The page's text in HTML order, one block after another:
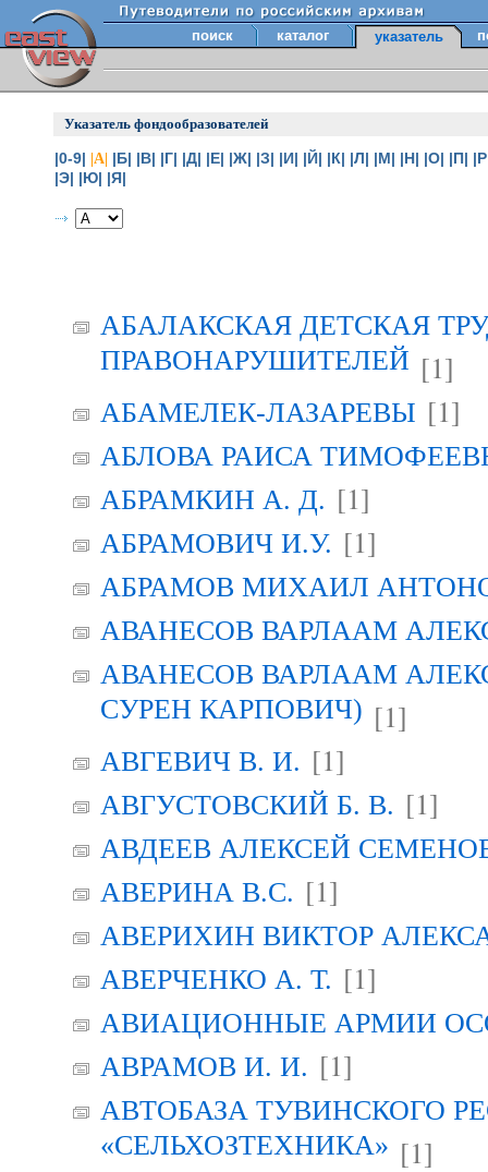
поиск каталог указатель
Указатель фондообразователей
|0-9| |А| |Б| |В| |Г| |Д| |Е| |Ж| |З| |И| |Й| |К| |Л| |М| |Н| |О| |П|
|Э| |Ю| |Я|
АБАЛАКСКАЯ ДЕТСКАЯ
ПРАВОНАРУШИТЕЛЕЙ [1]
АБАМЕЛЕК-ЛАЗАРЕВЫ [1]
АБЛОВА РАИСА
АБРАМКИН А. Д. [1]
АБРАМОВИЧ И.У. [1]
АБРАМОВ МИХАИЛ
АВАНЕСОВ ВАРЛААМ
АВАНЕСОВ ВАРЛААМ
СУРЕН КАРПОВИЧ) [1]
АВГЕВИЧ В. И. [1]
АВГУСТОВСКИЙ Б. В. [1]
АВДЕЕВ АЛЕКСЕЙ
АВЕРИНА B.C. [1]
АВЕРИХИН ВИКТОР
АВЕРЧЕНКО А. Т. [1]
АВИАЦИОННЫЕ АРМИИ
АВРАМОВ И. И. [1]
АВТОБАЗА ТУВИНСКОГО
«СЕЛЬХОЗТЕХНИКА» [1]